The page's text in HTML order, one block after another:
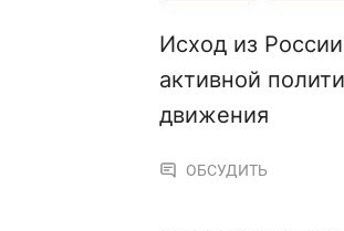
Исход из
активной
движения
ОБСУДИТЬ